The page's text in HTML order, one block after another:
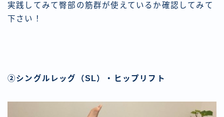
実践してみて臀部の筋群が使えているか確認してみて
下さい！
②シングルレッグ（SL）・ヒップリフト